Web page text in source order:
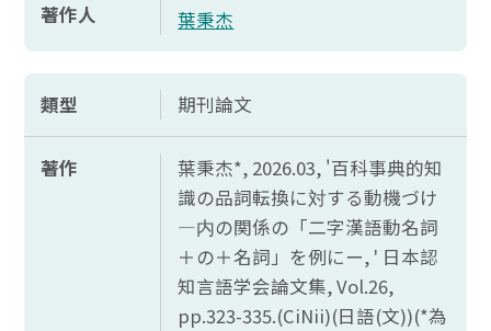
著作人 葉秉杰
類型 期刊論文
著作
葉秉杰*, 2026.03, '百科事典的知
識の品詞転換に対する動機づけ
―内の関係の「二字漢語動名詞
＋ の＋名詞」 を例にー, ' 日本認
知言語学会論文集,Vol.26,
pp.323-335.(CiNii)(日語(文))(*為